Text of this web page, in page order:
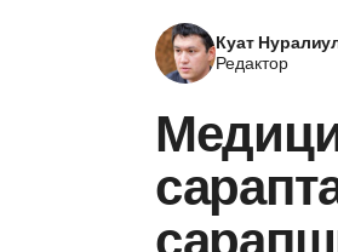
Куат
Редактор